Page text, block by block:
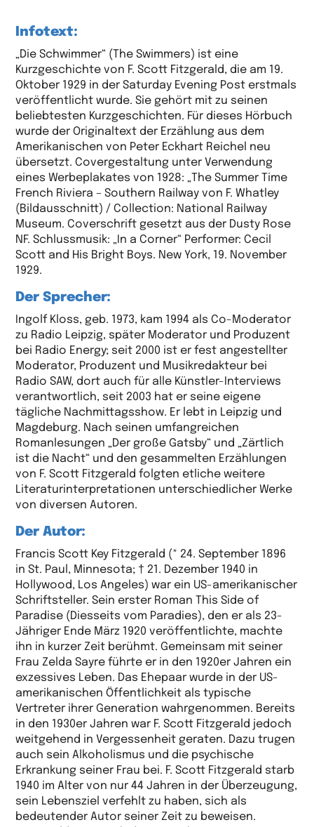
Infotext:
„Die Schwimmer“ (The Swimmers) ist eine
Kurzgeschichte von F. Scott Fitzgerald, die am 19.
Oktober 1929 in der Saturday Evening Post erstmals
veröffentlicht wurde. Sie gehört mit zu seinen
beliebtesten Kurzgeschichten. Für dieses Hörbuch
wurde der Originaltext der Erzählung aus dem
Amerikanischen von Peter Eckhart Reichel neu
übersetzt. Covergestaltung unter Verwendung
eines Werbeplakates von 1928: „The Summer Time
French Riviera – Southern Railway von F. Whatley
(Bildausschnitt) / Collection: National Railway
Museum. Coverschrift gesetzt aus der Dusty Rose
NF. Schlussmusik: „In a Corner“ Performer: Cecil
Scott and His Bright Boys. New York, 19. November
1929.
Der Sprecher:
Ingolf Kloss, geb. 1973, kam 1994 als Co-Moderator
zu Radio Leipzig, später Moderator und Produzent
bei Radio Energy; seit 2000 ist er fest angestellter
Moderator, Produzent und Musikredakteur bei
Radio SAW, dort auch für alle Künstler-Interviews
verantwortlich, seit 2003 hat er seine eigene
tägliche Nachmittagsshow. Er lebt in Leipzig und
Magdeburg. Nach seinen umfangreichen
Romanlesungen „Der große Gatsby“ und „Zärtlich
ist die Nacht“ und den gesammelten Erzählungen
von F. Scott Fitzgerald folgten etliche weitere
Literaturinterpretationen unterschiedlicher Werke
von diversen Autoren.
Der Autor:
Francis Scott Key Fitzgerald (* 24. September 1896
in St. Paul, Minnesota; † 21. Dezember 1940 in
Hollywood, Los Angeles) war ein US-amerikanischer
Schriftsteller. Sein erster Roman This Side of
Paradise (Diesseits vom Paradies), den er als 23-
Jähriger Ende März 1920 veröffentlichte, machte
ihn in kurzer Zeit berühmt. Gemeinsam mit seiner
Frau Zelda Sayre führte er in den 1920er Jahren ein
exzessives Leben. Das Ehepaar wurde in der US-
amerikanischen Öffentlichkeit als typische
Vertreter ihrer Generation wahrgenommen. Bereits
in den 1930er Jahren war F. Scott Fitzgerald jedoch
weitgehend in Vergessenheit geraten. Dazu trugen
auch sein Alkoholismus und die psychische
Erkrankung seiner Frau bei. F. Scott Fitzgerald starb
1940 im Alter von nur 44 Jahren in der Überzeugung,
sein Lebensziel verfehlt zu haben, sich als
bedeutender Autor seiner Zeit zu beweisen.